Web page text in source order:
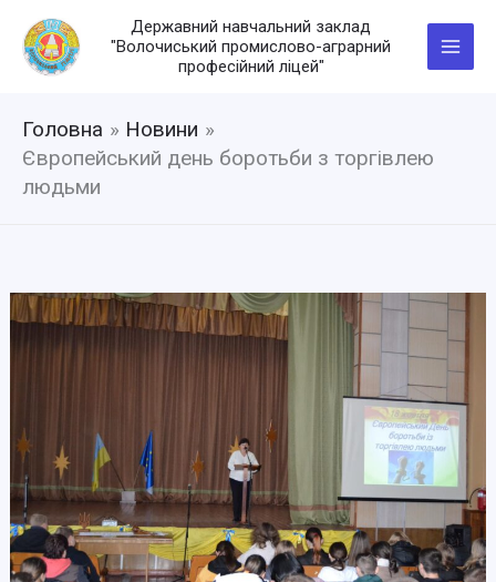
вмісту
Державний навчальний заклад
"Волочиський промислово-аграрний
професійний ліцей"
Головна
Новини
Європейський день боротьби з торгівлею
людьми